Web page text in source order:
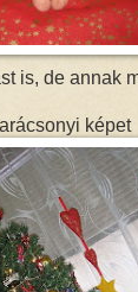
is, de annak
képet